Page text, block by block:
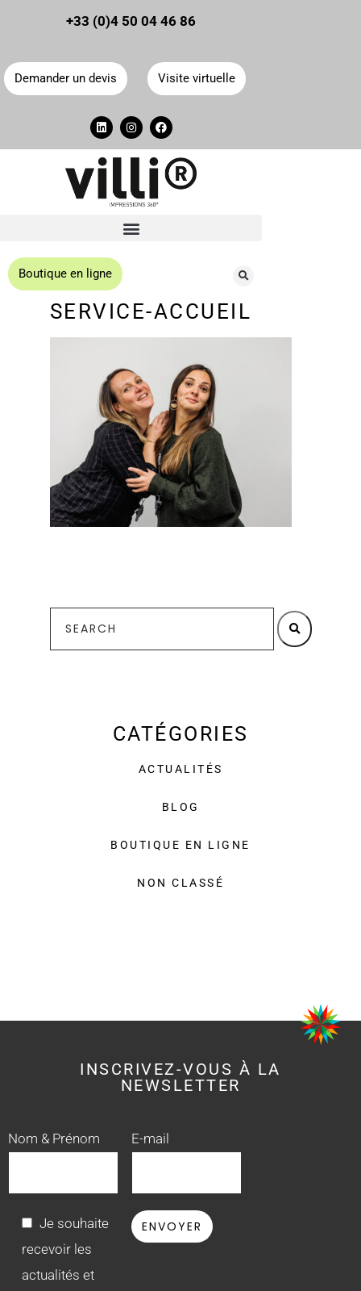
Panneau de gestion des cookies
+33 (0)4 50 04 46 86
Demander un devis Visite virtuelle
Boutique en ligne
SERVICE-ACCUEIL
CATÉGORIES
ACTUALITÉS
BLOG
BOUTIQUE EN LIGNE
NON CLASSÉ
INSCRIVEZ-VOUS À LA
NEWSLETTER
Nom & Prénom E-mail
Je souhaite
recevoir les
actualités et